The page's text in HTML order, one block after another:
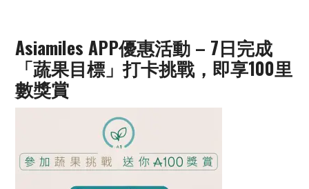
Asiamiles APP優惠活動 – 7日完成
「蔬果目標」打卡挑戰，即享100里
數獎賞